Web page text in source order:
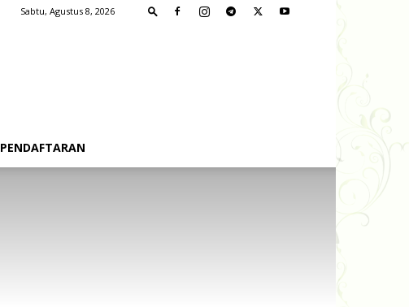
Sabtu, Agustus 8, 2026
PENDAFTARAN